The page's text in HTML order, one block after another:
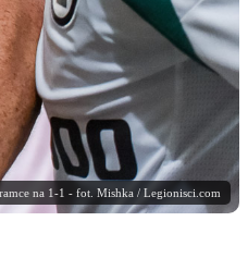
na 1-1 - fot. Mishka / Legionisci.com